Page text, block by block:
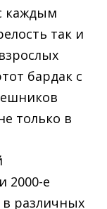
каждым
так и
бардак с
только в
2000-е
в различных